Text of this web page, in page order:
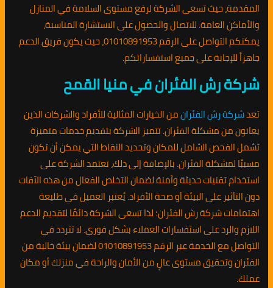
المقدمة، حيث تسعى الشركة لرفع مستوى السلامة في المنازل
والأماكن العامة. للاتصال والحصول على الاستشارة المناسبة،
يمكنكم التواصل على الرقم 01010891953، حيث يكون فريق الدعم
جاهزاً للإجابة على جميع استفساراتكم.
شركة رش الفئران في منيا القمح
تعدشركة رش الفئرانمن الخيارات المثالية للأفراد والشركات الذين
يعانون من مشكلة الفئران. تتميز الشركة بتقديم خدمات متميزة
تشمل الفحص الشامل للمكان وتحديد النقاط التي يمكن أن تكون
مسببًا لمشكلة الفئران. بالإضافة إلى ذلك، تعتمد الشركة على
استخدام تقنيات حديثة وآمنة لضمان التخلص الفعال من هذه الآفات
دون التأثير على البيئة أو صحة الأفراد. يُعتبر العميل في طليعة
اهتمامات شركة رش الفئران؛ لذا تسعى الشركة دائمًا لتقديم الدعم
اللازم والرد على استفسارات العملاء بشكل فوري. لا تتردد في
التواصل مع الخدمة عبر الرقم 01010891953 لضمان بيئة خالية من
الفئران وتحقيق مستوى عالٍ من الأمان والراحة في منزلك أو مكان
عملك.